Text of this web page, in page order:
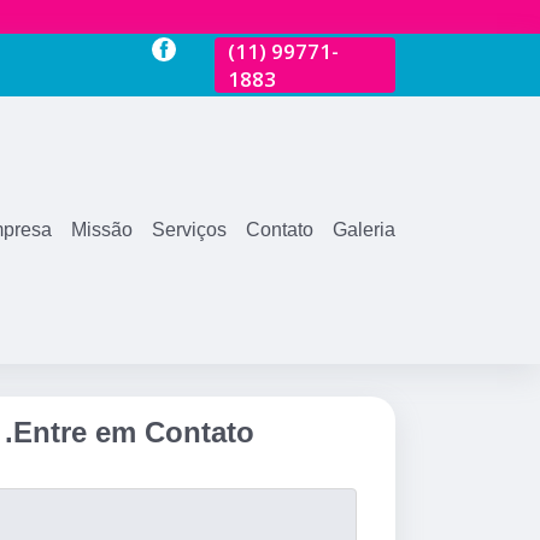
2681-3600 (11) 99771-
1883
Missão Serviços Contato Galeria
.Entre em Contato